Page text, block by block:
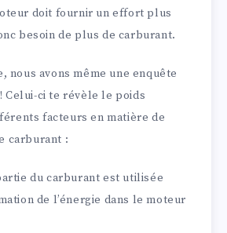
doit fournir un effort plus
besoin de plus de carburant.
nous avons même une enquête
Celui-ci te révèle le poids
facteurs en matière de
carburant :
du carburant est utilisée
de l’énergie dans le moteur